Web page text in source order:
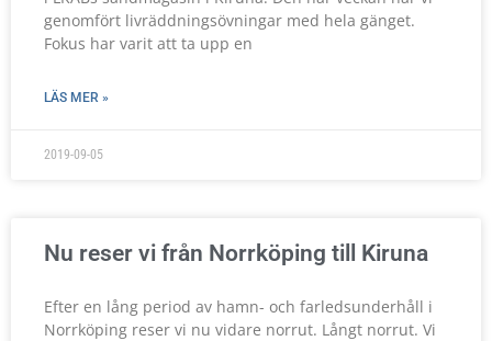
genomfört livräddningsövningar med hela gänget.
Fokus har varit att ta upp en
LÄS MER »
2019-09-05
Nu reser vi från Norrköping till Kiruna
Efter en lång period av hamn- och farledsunderhåll i
Norrköping reser vi nu vidare norrut. Långt norrut. Vi